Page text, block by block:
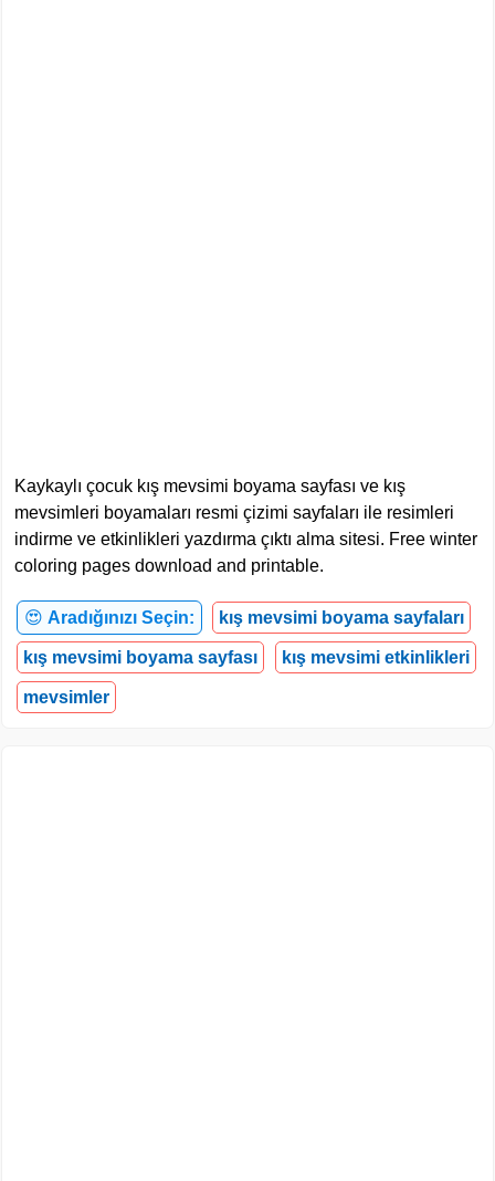
Kaykaylı çocuk kış mevsimi boyama sayfası ve kış
mevsimleri boyamaları resmi çizimi sayfaları ile resimleri
indirme ve etkinlikleri yazdırma çıktı alma sitesi. Free winter
coloring pages download and printable.
😍 Aradığınızı Seçin: kış mevsimi boyama sayfaları
kış mevsimi boyama sayfası kış mevsimi etkinlikleri
mevsimler